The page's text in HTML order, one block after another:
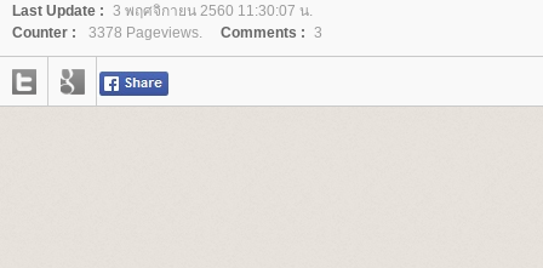
Last Update : 3 พฤศจิกายน 2560 11:30:07 น.
Counter :
3378 Pageviews. Comments : 3